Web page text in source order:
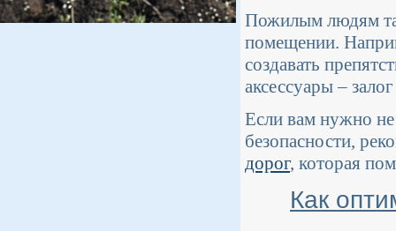
Пожилым людям
помещении.
создавать
аксессуары –
Если вам нужно не
безопасности,
дорог, которая
Как